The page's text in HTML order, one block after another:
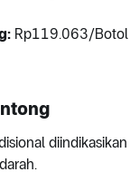
Rp119.063/